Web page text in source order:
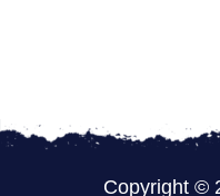
Copyright ©